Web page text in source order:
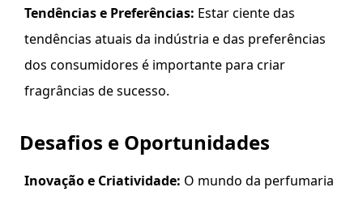
Tendências e Preferências: Estar ciente das
tendências atuais da indústria e das preferências
dos consumidores é importante para criar
fragrâncias de sucesso.
Desafios e Oportunidades
Inovação e Criatividade: O mundo da perfumaria